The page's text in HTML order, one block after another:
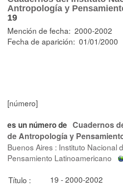
Antropología y
19
Mención de fecha: 2000-2002
Fecha de aparición: 01/01/2000
[número]
es un número de Cuadernos
de Antropología y
Buenos Aires : Instituto Nacional
Pensamiento Latinoamericano
Título :
19 - 2000-2002